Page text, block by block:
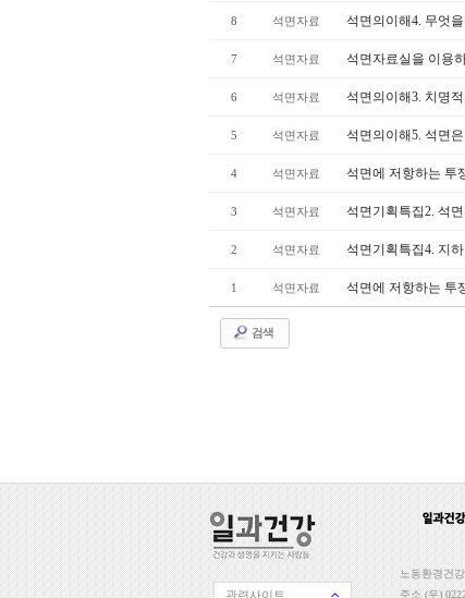
8 석면자료 석면의이해4. 무엇
7 석면자료 석면자료실을 이용
6 석면자료 석면의이해3. 치명
5 석면자료 석면의이해5. 석면
4 석면자료 석면에 저항하는 투
3 석면자료 석면기획특집2. 석
2 석면자료 석면기획특집4. 지
1 석면자료 석면에 저항하는 투
검색
관련사이트
노동환경건
주소 (우)